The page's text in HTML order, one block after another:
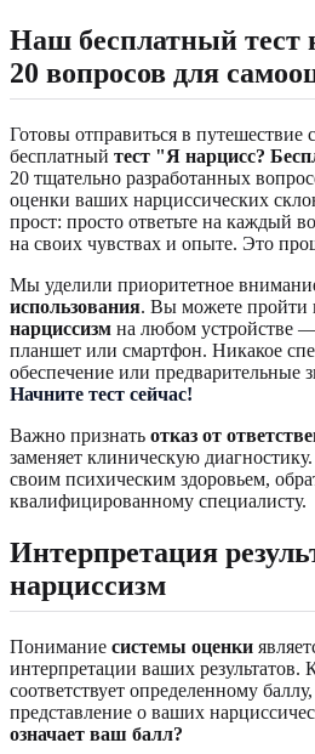
Наш бесплатный тест
20 вопросов для
Готовы отправиться в
бесплатный тест "Я нарцисс?
20 тщательно разработанных
оценки ваших нарциссических
прост: просто ответьте на каждый
на своих чувствах и опыте. Это
Мы уделили приоритетное
использования. Вы можете пройти
нарциссизм на любом устройстве
планшет или смартфон. Никакое
обеспечение или предварительные
Начните тест сейчас!
Важно признать отказ от
заменяет клиническую
своим психическим здоровьем,
квалифицированному специалисту.
Интерпретация
нарциссизм
Понимание системы оценки
интерпретации ваших результатов.
соответствует определенному
представление о ваших
означает ваш балл?